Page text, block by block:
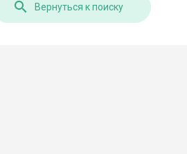
Вернуться к поиску